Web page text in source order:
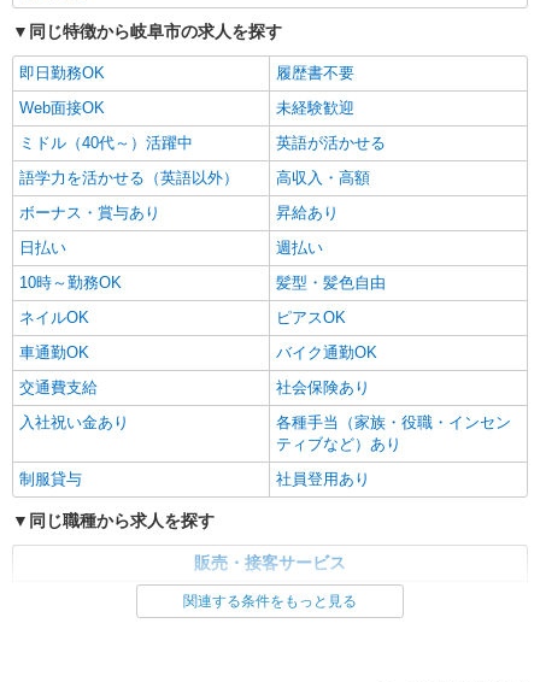
同じ特徴から岐阜市の求人を探す
即日勤務OK
履歴書不要
Web面接OK
未経験歓迎
ミドル（40代～）活躍中
英語が活かせる
語学力を活かせる（英語以外）
高収入・高額
ボーナス・賞与あり
昇給あり
日払い
週払い
10時～勤務OK
髪型・髪色自由
ネイルOK
ピアスOK
車通勤OK
バイク通勤OK
交通費支給
社会保険あり
入社祝い金あり
各種手当（家族・役職・インセン
ティブなど）あり
制服貸与
社員登用あり
同じ職種から求人を探す
販売・接客サービス
関連する条件をもっと見る